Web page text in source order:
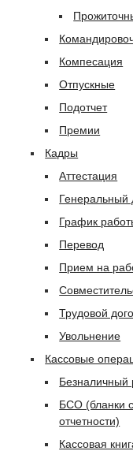
Компесация
Отпускные
Подотчет
Премии
Кадры
Аттестация
Генеральный
График
Перевод
Прием на
Трудовой
Увольнение
Кассовые
Безналичный
БСО (бланки
отчетности)
Кассовая